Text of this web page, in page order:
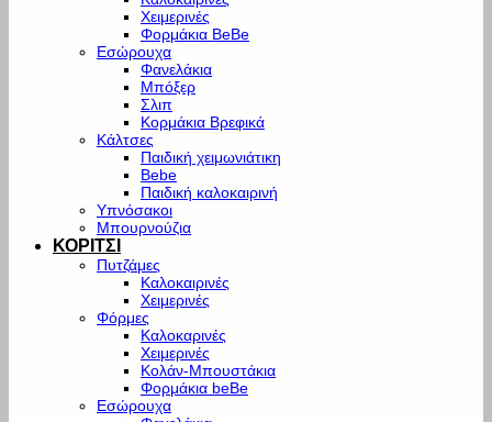
Χειμερινές
Φορμάκια BeBe
Εσώρουχα
Φανελάκια
Μπόξερ
Σλιπ
Κορμάκια Βρεφικά
Κάλτσες
Παιδική χειμωνιάτικη
Bebe
Παιδική καλοκαιρινή
Υπνόσακοι
Μπουρνούζια
ΚΟΡΙΤΣΙ
Πυτζάμες
Καλοκαιρινές
Χειμερινές
Φόρμες
Καλοκαρινές
Χειμερινές
Κολάν-Μπουστάκια
Φορμάκια beBe
Εσώρουχα